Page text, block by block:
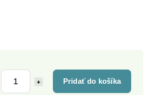
+ Pridať do košíka